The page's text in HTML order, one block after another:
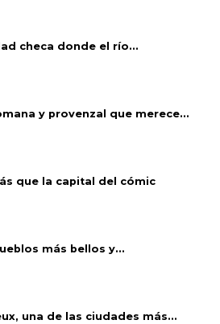
checa donde el río...
y provenzal que merece...
que la capital del cómic
más bellos y...
una de las ciudades más...